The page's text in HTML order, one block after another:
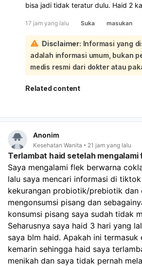
bisa jadi tidak teratur dulu. Haid 2
perdarahannya banyak, nyeri hebat,
berulang terus, sebaiknya periksa
Karena Anda berhenti minum pil KB
Agustus keluar darah disertai kram,
sangat mungkin dipengaruhi oleh
akibat penghentian pil. Setelah stop
memang bisa butuh waktu untuk
dalam beberapa hari,
Jika darah sangat banyak, keluar
atau Anda sampai sangat lemas/
diperiksa.
Jika ada kemungkinan hamil,
kehamilan, karena berhenti pil KB
perlindungan tetap ada risiko
Catat tanggal mulai dan selesai
Perhatikan banyaknya darah,
makin berat.
Bila haid tidak teratur terus
konsultasi ke dokter. Kalau
cukup mengganggu, sebaiknya
kandungan agar dipastikan
17 jam yang lalu Suka masukan
Disclaimer: Informasi yang
adalah informasi umum, bukan
medis resmi dari dokter atau
Related content
Anonim
Kesehatan Wanita 21 jam yang lalu
Terlambat haid setelah mengalami
Saya mengalami flek berwarna
lalu saya mencari informasi di
kekurangan probiotik/prebiotik dan
mengonsumsi pisang dan
konsumsi pisang saya sudah tidak
Seharusnya saya haid 3 hari yang
saya blm haid. Apakah ini
kemarin sehingga haid saya
menikah dan saya tidak pernah